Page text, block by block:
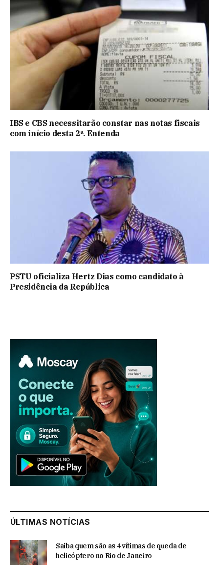
IBS e CBS necessitarão constar nas notas fiscais
com início desta 2ª. Entenda
PSTU oficializa Hertz Dias como candidato à
Presidência da República
ÚLTIMAS NOTÍCIAS
Saiba quem são as 4 vítimas de queda de
helicóptero no Rio de Janeiro